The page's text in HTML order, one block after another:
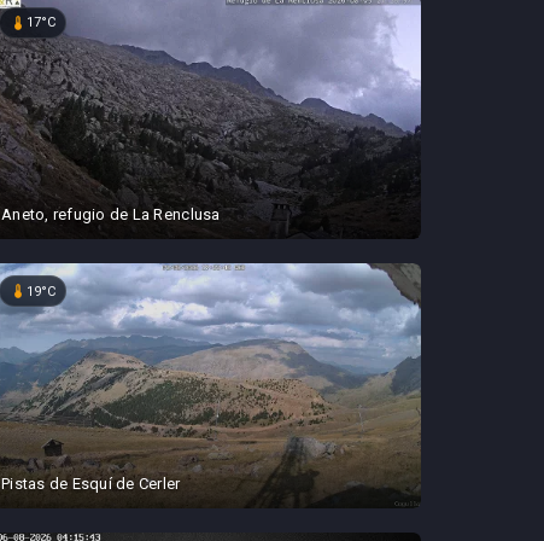
device_thermostat 17°C
Aneto, refugio de La Renclusa
device_thermostat 19°C
Pistas de Esquí de Cerler